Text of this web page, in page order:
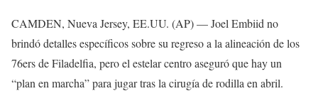
CAMDEN, Nueva Jersey, EE.UU. (AP) — Joel Embiid no
brindó detalles específicos sobre su regreso a la alineación de los
76ers de Filadelfia, pero el estelar centro aseguró que hay un
“plan en marcha” para jugar tras la cirugía de rodilla en abril.